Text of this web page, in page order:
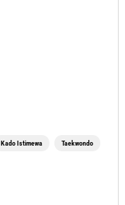
Kado Istimewa Taekwondo